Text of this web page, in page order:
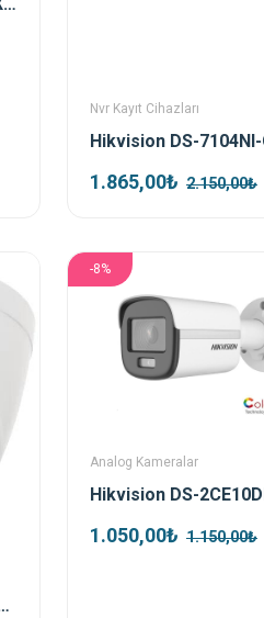
Nvr Kayıt Cihazları
1.865,00₺ 2.150,00₺
2mp HDCVI Dome Kamera
-8%
Analog Kameralar
1.050,00₺ 1.150,00₺